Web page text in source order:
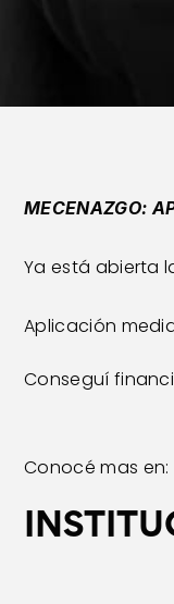
MECENAZGO:
Ya está abierta
Aplicación
Conseguí
Conocé mas en: